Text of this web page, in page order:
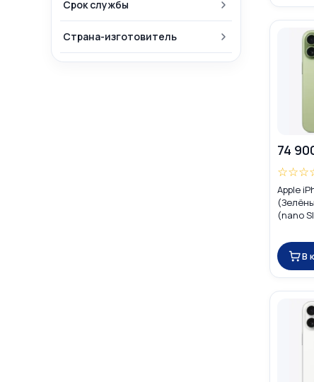
Срок службы
Страна-изготовитель
74
☆☆☆
Apple
(nano
В